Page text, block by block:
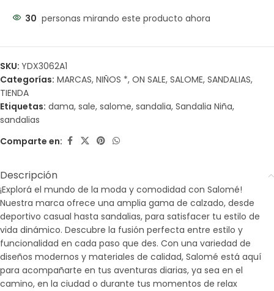
30 personas mirando este producto ahora
SKU: YDX3062A1
Categorías: MARCAS, NIÑOS *, ON SALE, SALOME, SANDALIAS,
TIENDA
Etiquetas: dama, sale, salome, sandalia, Sandalia Niña,
sandalias
Comparte en:
Descripción
¡Explorá el mundo de la moda y comodidad con Salomé!
Nuestra marca ofrece una amplia gama de calzado, desde
deportivo casual hasta sandalias, para satisfacer tu estilo de
vida dinámico. Descubre la fusión perfecta entre estilo y
funcionalidad en cada paso que des. Con una variedad de
diseños modernos y materiales de calidad, Salomé está aquí
para acompañarte en tus aventuras diarias, ya sea en el
camino, en la ciudad o durante tus momentos de relax